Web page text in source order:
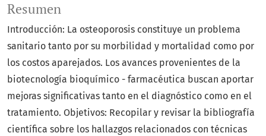
Resumen
Introducción: La osteoporosis constituye un problema
sanitario tanto por su morbilidad y mortalidad como por
los costos aparejados. Los avances provenientes de la
biotecnología bioquímico - farmacéutica buscan aportar
mejoras significativas tanto en el diagnóstico como en el
tratamiento. Objetivos: Recopilar y revisar la bibliografía
científica sobre los hallazgos relacionados con técnicas